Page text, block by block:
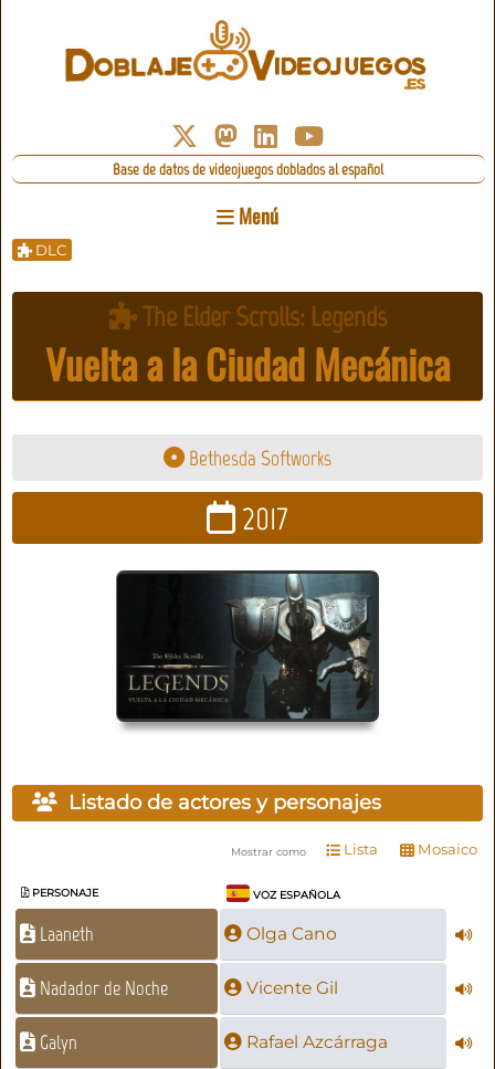
Base de datos de videojuegos doblados al español
Menú
DLC
The Elder Scrolls: Legends
Vuelta a la Ciudad Mecánica
Bethesda Softworks
2017
Listado de actores y personajes
Mostrar como Lista Mosaico
PERSONAJE VOZ ESPAÑOLA
Laaneth Olga Cano
Nadador de Noche Vicente Gil
Galyn Rafael Azcárraga